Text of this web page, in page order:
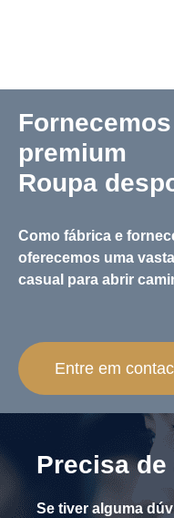
premium
Roupa
Como fábrica e
oferecemos uma
casual para abrir
Entre em
Precisa de
Se tiver alguma